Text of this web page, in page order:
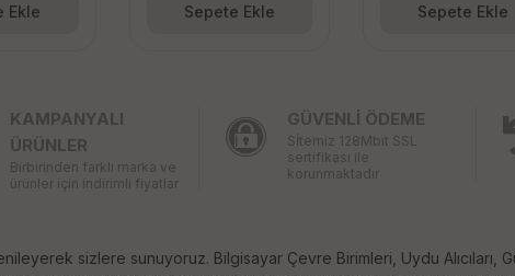
Ekle Sepete Ekle Sepete Ekle
KAMPANYALI
ÜRÜNLER
Birbirinden farklı marka ve
ürünler için indirimli fiyatlar
GÜVENLİ ÖDEME
Sİtemiz 128Mbit SSL
sertifikası ile
korunmaktadır
sizlere sunuyoruz. Bilgisayar Çevre Birimleri, Uydu